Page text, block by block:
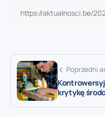
Poprzedni
krytykę